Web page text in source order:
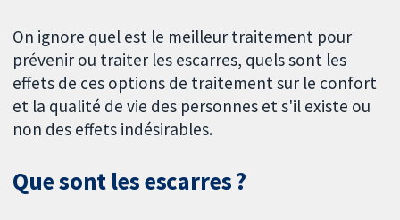
On ignore quel est le meilleur traitement pour
prévenir ou traiter les escarres, quels sont les
effets de ces options de traitement sur le confort
et la qualité de vie des personnes et s'il existe ou
non des effets indésirables.
Que sont les escarres ?